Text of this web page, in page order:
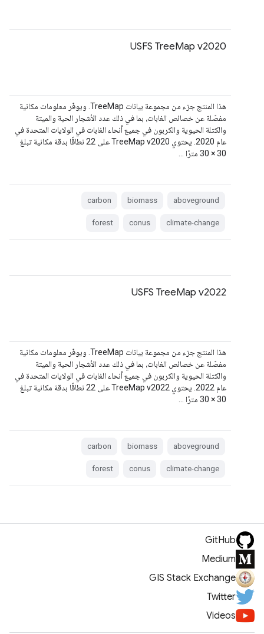
‫USFS TreeMap v2020
هذا المنتج جزء من مجموعة بيانات TreeMap. ويوفّر معلومات مكانية
مفصّلة عن خصائص الغابات، بما في ذلك عدد الأشجار الحية والميتة
والكتلة الحيوية والكربون في جميع أنحاء الغابات في الولايات المتحدة في
عام 2020. يحتوي TreeMap v2020 على 22 نطاقًا بدقة مكانية تبلغ
30 × 30 مترًا …
aboveground
biomass
carbon
climate-change
conus
forest
‫USFS TreeMap v2022
هذا المنتج جزء من مجموعة بيانات TreeMap. ويوفّر معلومات مكانية
مفصّلة عن خصائص الغابات، بما في ذلك عدد الأشجار الحية والميتة
والكتلة الحيوية والكربون في جميع أنحاء الغابات في الولايات المتحدة في
عام 2022. يحتوي TreeMap v2022 على 22 نطاقًا بدقة مكانية تبلغ
30 × 30 مترًا …
aboveground
biomass
carbon
climate-change
conus
forest
GitHub
Medium
GIS Stack Exchange
Twitter
Videos